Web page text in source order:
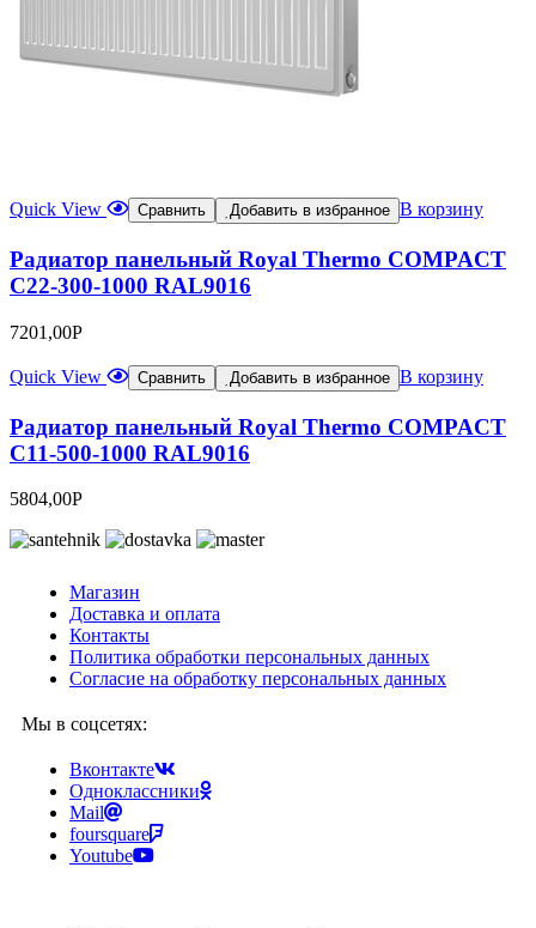
Quick View Сравнить Добавить в избранное В корзину
Радиатор панельный Royal Thermo COMPACT
C22-300-1000 RAL9016
7201,00Р
Quick View Сравнить Добавить в избранное В корзину
Радиатор панельный Royal Thermo COMPACT
C11-500-1000 RAL9016
5804,00Р
Магазин
Доставка и оплата
Контакты
Политика обработки персональных данных
Согласие на обработку персональных данных
Мы в соцсетях:
Вконтакте
Одноклассники
Mail
foursquare
Youtube